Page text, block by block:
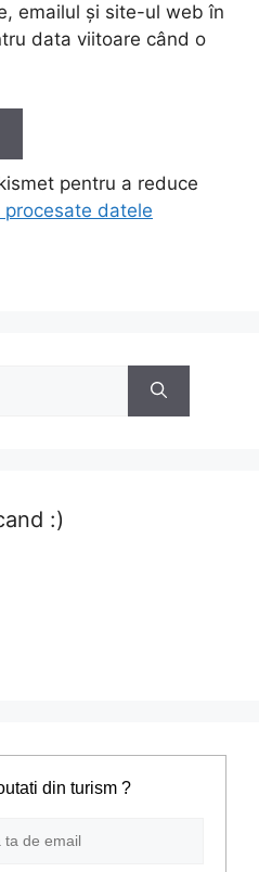
emailul și site-ul web în
data viitoare când o
pentru a reduce
datele
:)
din turism ?